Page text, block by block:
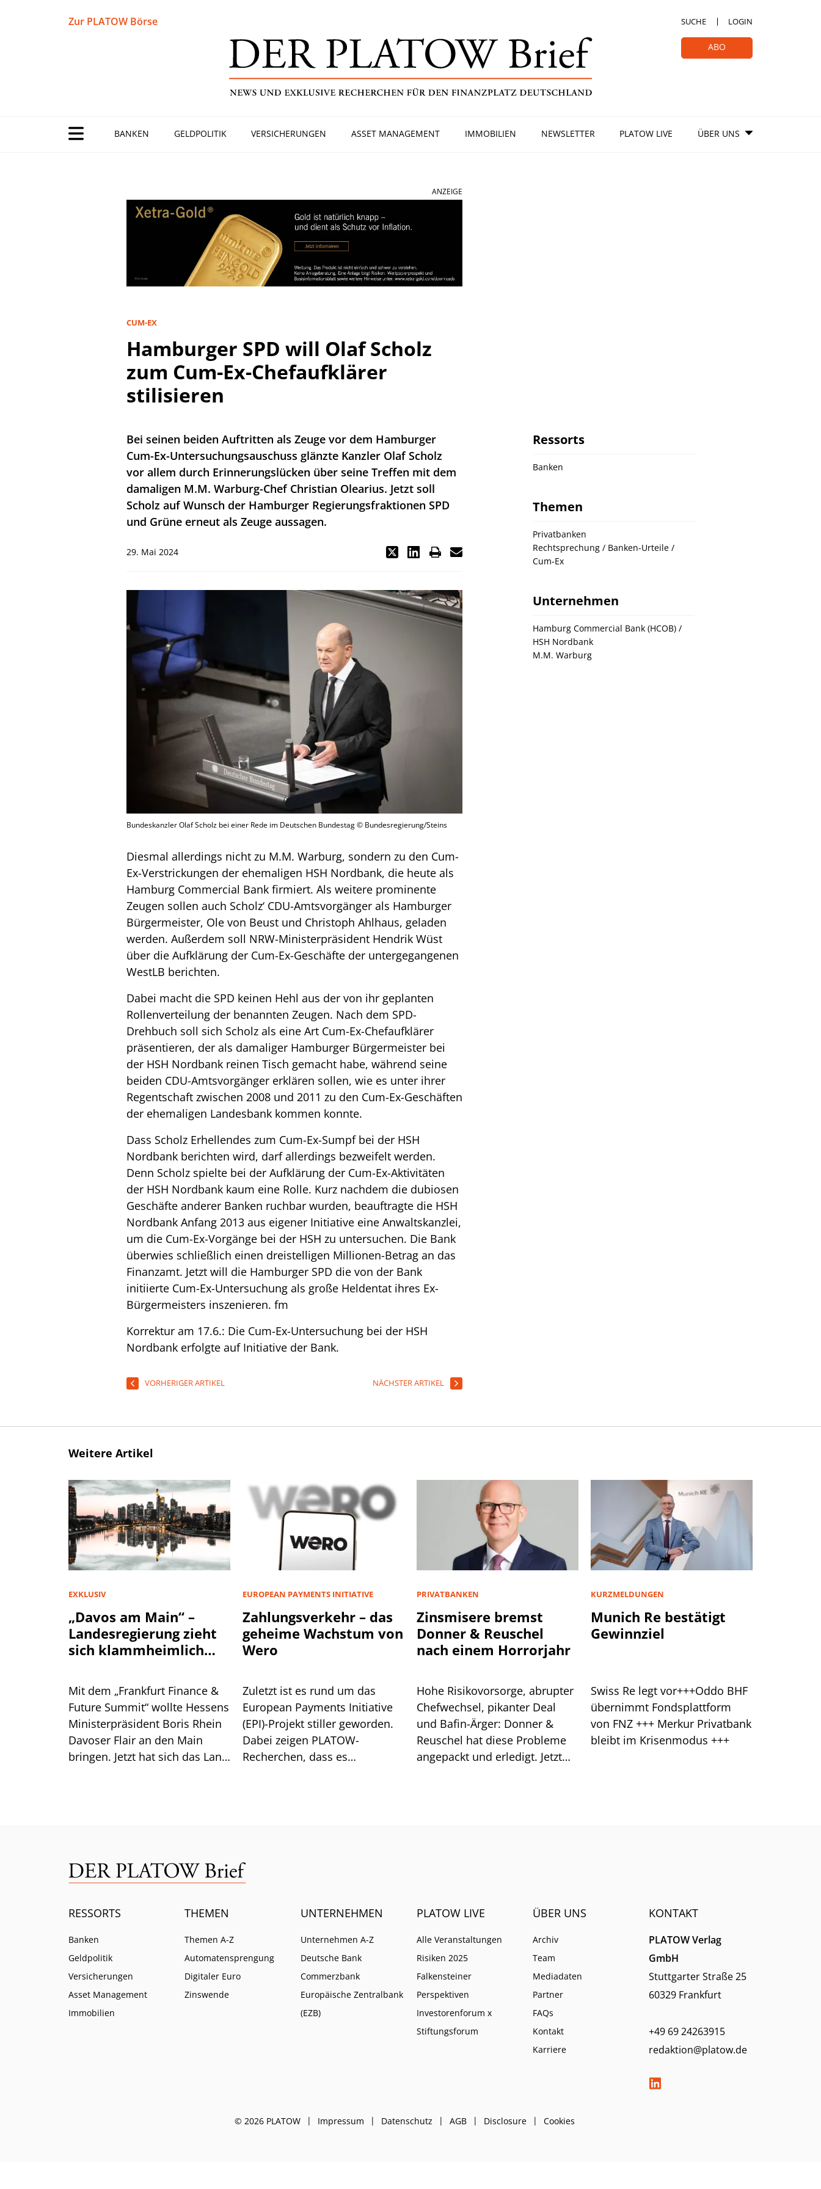
Zur PLATOW Börse SUCHE LOGIN
ABO
BANKEN GELDPOLITIK VERSICHERUNGEN ASSET MANAGEMENT IMMOBILIEN NEWSLETTER PLATOW LIVE ÜBER UNS
ANZEIGE
CUM-EX
Hamburger SPD will Olaf Scholz
zum Cum-Ex-Chefaufklärer
stilisieren
Bei seinen beiden Auftritten als Zeuge vor dem Hamburger
Cum-Ex-Untersuchungsauschuss glänzte Kanzler Olaf Scholz
vor allem durch Erinnerungslücken über seine Treffen mit dem
damaligen M.M. Warburg-Chef Christian Olearius. Jetzt soll
Scholz auf Wunsch der Hamburger Regierungsfraktionen SPD
und Grüne erneut als Zeuge aussagen.
29. Mai 2024
Bundeskanzler Olaf Scholz bei einer Rede im Deutschen Bundestag © Bundesregierung/Steins
Diesmal allerdings nicht zu M.M. Warburg, sondern zu den Cum-
Ex-Verstrickungen der ehemaligen HSH Nordbank, die heute als
Hamburg Commercial Bank firmiert. Als weitere prominente
Zeugen sollen auch Scholz‘ CDU-Amtsvorgänger als Hamburger
Bürgermeister, Ole von Beust und Christoph Ahlhaus, geladen
werden. Außerdem soll NRW-Ministerpräsident Hendrik Wüst
über die Aufklärung der Cum-Ex-Geschäfte der untergegangenen
WestLB berichten.
Dabei macht die SPD keinen Hehl aus der von ihr geplanten
Rollenverteilung der benannten Zeugen. Nach dem SPD-
Drehbuch soll sich Scholz als eine Art Cum-Ex-Chefaufklärer
präsentieren, der als damaliger Hamburger Bürgermeister bei
der HSH Nordbank reinen Tisch gemacht habe, während seine
beiden CDU-Amtsvorgänger erklären sollen, wie es unter ihrer
Regentschaft zwischen 2008 und 2011 zu den Cum-Ex-Geschäften
der ehemaligen Landesbank kommen konnte.
Dass Scholz Erhellendes zum Cum-Ex-Sumpf bei der HSH
Nordbank berichten wird, darf allerdings bezweifelt werden.
Denn Scholz spielte bei der Aufklärung der Cum-Ex-Aktivitäten
der HSH Nordbank kaum eine Rolle. Kurz nachdem die dubiosen
Geschäfte anderer Banken ruchbar wurden, beauftragte die HSH
Nordbank Anfang 2013 aus eigener Initiative eine Anwaltskanzlei,
um die Cum-Ex-Vorgänge bei der HSH zu untersuchen. Die Bank
überwies schließlich einen dreistelligen Millionen-Betrag an das
Finanzamt. Jetzt will die Hamburger SPD die von der Bank
initiierte Cum-Ex-Untersuchung als große Heldentat ihres Ex-
Bürgermeisters inszenieren. fm
Korrektur am 17.6.: Die Cum-Ex-Untersuchung bei der HSH
Nordbank erfolgte auf Initiative der Bank.
VORHERIGER ARTIKEL NÄCHSTER ARTIKEL
Ressorts
Banken
Themen
Privatbanken
Rechtsprechung / Banken-Urteile /
Cum-Ex
Unternehmen
Hamburg Commercial Bank (HCOB) /
HSH Nordbank
M.M. Warburg
Weitere Artikel
EXKLUSIV
„Davos am Main“ –
Landesregierung zieht
sich klammheimlich
Mit dem „Frankfurt Finance &
Future Summit“ wollte Hessens
Ministerpräsident Boris Rhein
Davoser Flair an den Main
bringen. Jetzt hat sich das Land
EUROPEAN PAYMENTS INITIATIVE
Zahlungsverkehr – das
geheime Wachstum von
Wero
Zuletzt ist es rund um das
European Payments Initiative
(EPI)-Projekt stiller geworden.
Dabei zeigen PLATOW-
Recherchen, dass es
PRIVATBANKEN
Zinsmisere bremst
Donner & Reuschel
nach einem Horrorjahr
Hohe Risikovorsorge, abrupter
Chefwechsel, pikanter Deal
und Bafin-Ärger: Donner &
Reuschel hat diese Probleme
angepackt und erledigt. Jetzt
KURZMELDUNGEN
Munich Re bestätigt
Gewinnziel
Swiss Re legt vor+++Oddo BHF
übernimmt Fondsplattform
von FNZ +++ Merkur Privatbank
bleibt im Krisenmodus +++
RESSORTS
Banken
Geldpolitik
Versicherungen
Asset Management
Immobilien
THEMEN
Themen A-Z
Automatensprengung
Digitaler Euro
Zinswende
UNTERNEHMEN
Unternehmen A-Z
Deutsche Bank
Commerzbank
Europäische Zentralbank
(EZB)
PLATOW LIVE
Alle Veranstaltungen
Risiken 2025
Falkensteiner
Perspektiven
Investorenforum x
Stiftungsforum
ÜBER UNS
Archiv
Team
Mediadaten
Partner
FAQs
Kontakt
Karriere
KONTAKT
PLATOW Verlag
GmbH
Stuttgarter Straße 25
60329 Frankfurt
+49 69 24263915
redaktion@platow.de
© 2026 PLATOW Impressum Datenschutz AGB Disclosure Cookies